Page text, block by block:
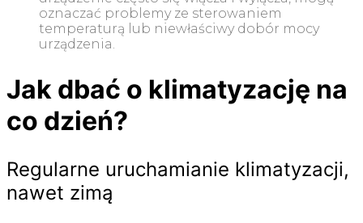
oznaczać problemy ze sterowaniem
temperaturą lub niewłaściwy dobór mocy
urządzenia.
Jak dbać o klimatyzację na
co dzień?
Regularne uruchamianie klimatyzacji,
nawet zimą